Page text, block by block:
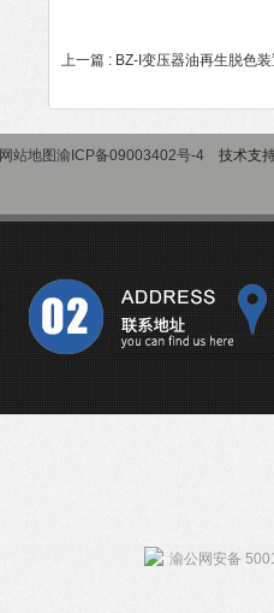
上一篇 : BZ-I变压器油再生脱色
网站地图渝ICP备09003402号-4 技术支
渝公网安备